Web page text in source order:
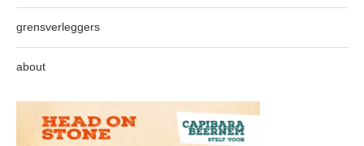
grensverleggers
about